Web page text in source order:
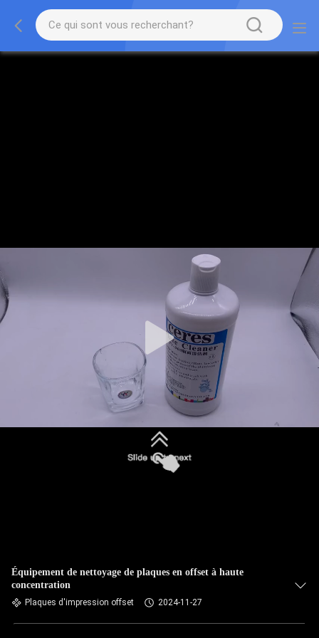
Équipement de nettoyage de plaques en offset à haute
concentration
Plaques d'impression offset 2024-11-27